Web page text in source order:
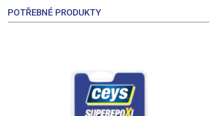
POTŘEBNÉ PRODUKTY